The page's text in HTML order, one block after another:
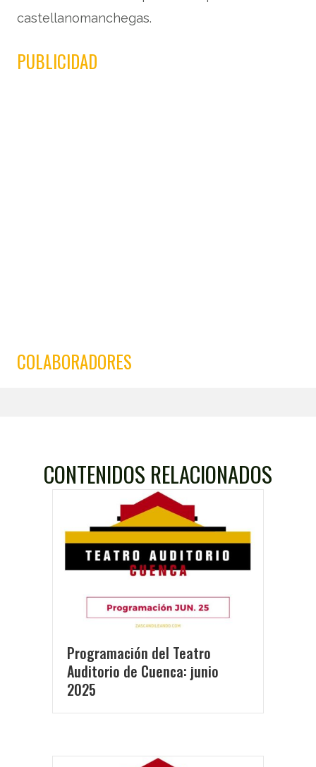
castellanomanchegas.
PUBLICIDAD
COLABORADORES
CONTENIDOS RELACIONADOS
Programación del Teatro
Auditorio de Cuenca: junio
2025